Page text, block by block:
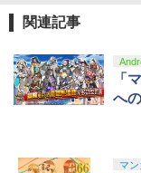
関連記事
「
へ
マン